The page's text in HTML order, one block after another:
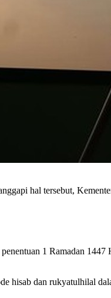
hal tersebut,
1 Ramadan 1447
hisab dan rukyatulhilal